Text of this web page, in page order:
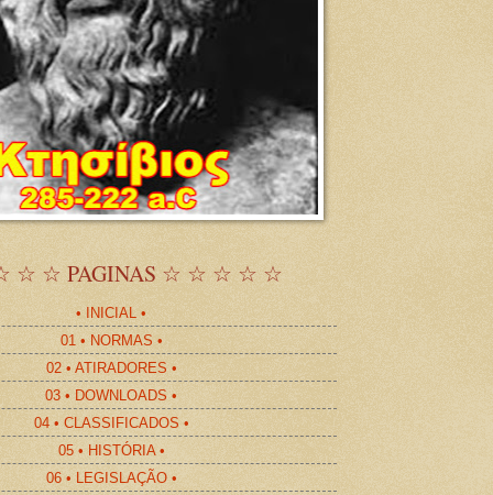
☆ ☆ PAGINAS ☆ ☆ ☆ ☆ ☆
• INICIAL •
01 • NORMAS •
02 • ATIRADORES •
03 • DOWNLOADS •
04 • CLASSIFICADOS •
05 • HISTÓRIA •
06 • LEGISLAÇÃO •